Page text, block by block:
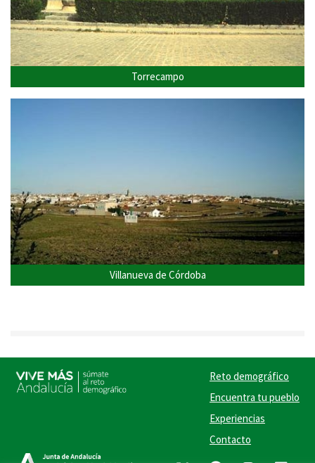
Torrecampo
Villanueva de Córdoba
Reto demográfico
Encuentra tu pueblo
Experiencias
Contacto